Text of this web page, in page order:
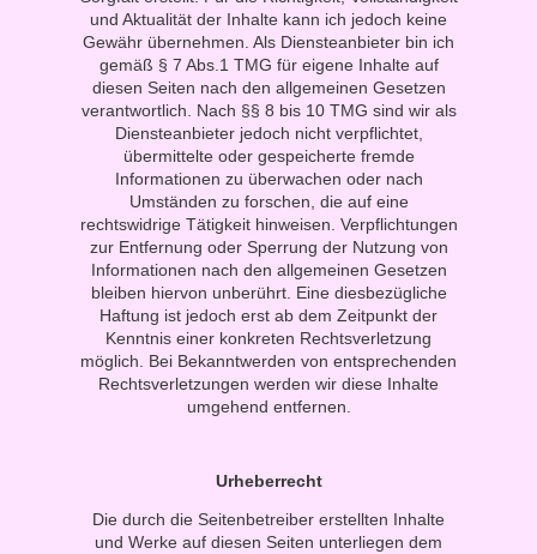
und Aktualität der Inhalte kann ich jedoch keine
Gewähr übernehmen. Als Diensteanbieter bin ich
gemäß § 7 Abs.1 TMG für eigene Inhalte auf
diesen Seiten nach den allgemeinen Gesetzen
verantwortlich. Nach §§ 8 bis 10 TMG sind wir als
Diensteanbieter jedoch nicht verpflichtet,
übermittelte oder gespeicherte fremde
Informationen zu überwachen oder nach
Umständen zu forschen, die auf eine
rechtswidrige Tätigkeit hinweisen. Verpflichtungen
zur Entfernung oder Sperrung der Nutzung von
Informationen nach den allgemeinen Gesetzen
bleiben hiervon unberührt. Eine diesbezügliche
Haftung ist jedoch erst ab dem Zeitpunkt der
Kenntnis einer konkreten Rechtsverletzung
möglich. Bei Bekanntwerden von entsprechenden
Rechtsverletzungen werden wir diese Inhalte
umgehend entfernen.
Urheberrecht
Die durch die Seitenbetreiber erstellten Inhalte
und Werke auf diesen Seiten unterliegen dem